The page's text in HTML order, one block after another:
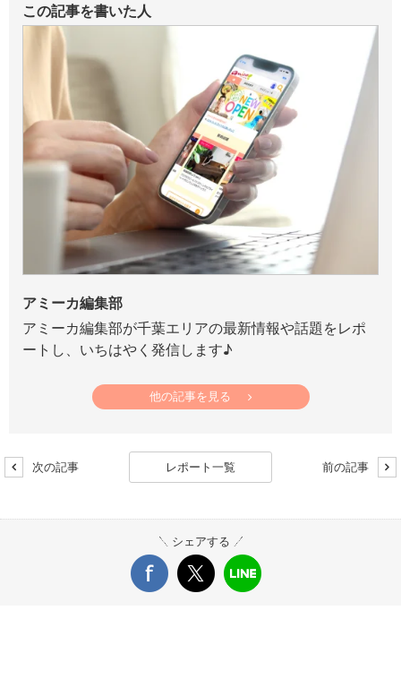
この記事を書いた人
アミーカ編集部
アミーカ編集部が千葉エリアの最新情報や話題をレポ
ートし、いちはやく発信します♪
他の記事を見る
次の記事 レポート一覧 前の記事
シェアする